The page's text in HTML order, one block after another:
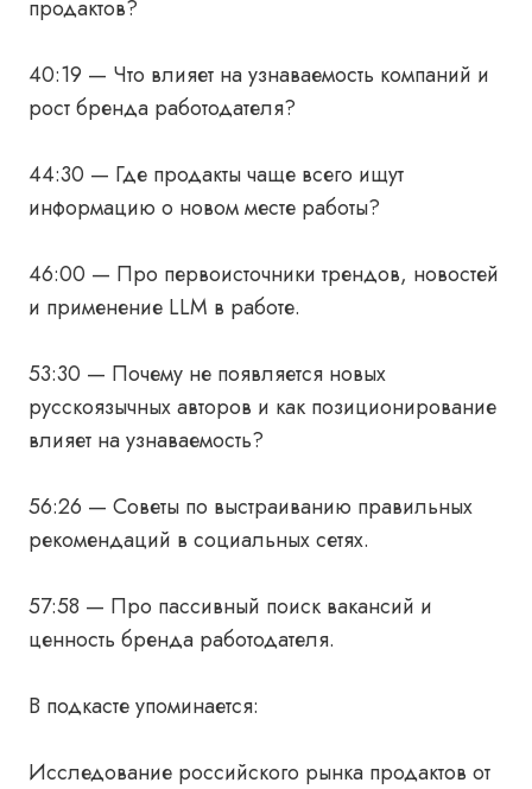
продактов?
40:19 — Что влияет на узнаваемость компаний и
рост бренда работодателя?
44:30 — Где продакты чаще всего ищут
информацию о новом месте работы?
46:00 — Про первоисточники трендов, новостей
и применение LLM в работе.
53:30 — Почему не появляется новых
русскоязычных авторов и как позиционирование
влияет на узнаваемость?
56:26 — Советы по выстраиванию правильных
рекомендаций в социальных сетях.
57:58 — Про пассивный поиск вакансий и
ценность бренда работодателя.
В подкасте упоминается:
Исследование российского рынка продактов от